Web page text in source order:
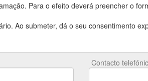
Para o efeito deverá preencher o
Ao submeter, dá o seu consentimento
Contacto